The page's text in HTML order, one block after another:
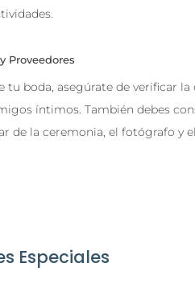
Proveedores
tu boda, asegúrate de verificar
íntimos. También debes
de la ceremonia, el fotógrafo y
Especiales